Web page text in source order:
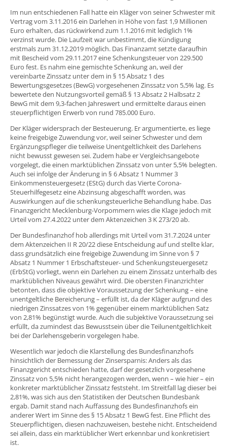
Im nun entschiedenen Fall hatte ein Kläger von seiner Schwester mit
Vertrag vom 3.11.2016 ein Darlehen in Höhe von fast 1,9 Millionen
Euro erhalten, das rückwirkend zum 1.1.2016 mit lediglich 1%
verzinst wurde. Die Laufzeit war unbestimmt, die Kündigung
erstmals zum 31.12.2019 möglich. Das Finanzamt setzte daraufhin
mit Bescheid vom 29.11.2017 eine Schenkungsteuer von 229.500
Euro fest. Es nahm eine gemischte Schenkung an, weil der
vereinbarte Zinssatz unter dem in § 15 Absatz 1 des
Bewertungsgesetzes (BewG) vorgesehenen Zinssatz von 5,5% lag. Es
bewertete den Nutzungsvorteil gemäß § 13 Absatz 2 Halbsatz 2
BewG mit dem 9,3-fachen Jahreswert und ermittelte daraus einen
steuerpflichtigen Erwerb von rund 785.000 Euro.
Der Kläger widersprach der Besteuerung. Er argumentierte, es liege
keine freigebige Zuwendung vor, weil seiner Schwester und dem
Ergänzungspfleger die teilweise Unentgeltlichkeit des Darlehens
nicht bewusst gewesen sei. Zudem habe er Vergleichsangebote
vorgelegt, die einen marktüblichen Zinssatz von unter 5,5% belegten.
Auch sei infolge der Änderung in § 6 Absatz 1 Nummer 3
Einkommensteuergesetz (EStG) durch das Vierte Corona-
Steuerhilfegesetz eine Abzinsung abgeschafft worden, was
Auswirkungen auf die schenkungsteuerliche Behandlung habe. Das
Finanzgericht Mecklenburg-Vorpommern wies die Klage jedoch mit
Urteil vom 27.4.2022 unter dem Aktenzeichen 3 K 273/20 ab.
Der Bundesfinanzhof hob allerdings mit Urteil vom 31.7.2024 unter
dem Aktenzeichen II R 20/22 diese Entscheidung auf und stellte klar,
dass grundsätzlich eine freigebige Zuwendung im Sinne von § 7
Absatz 1 Nummer 1 Erbschaftsteuer- und Schenkungsteuergesetz
(ErbStG) vorliegt, wenn ein Darlehen zu einem Zinssatz unterhalb des
marktüblichen Niveaus gewährt wird. Die obersten Finanzrichter
betonten, dass die objektive Voraussetzung der Schenkung – eine
unentgeltliche Bereicherung – erfüllt ist, da der Kläger aufgrund des
niedrigen Zinssatzes von 1% gegenüber einem marktüblichen Satz
von 2,81% begünstigt wurde. Auch die subjektive Voraussetzung sei
erfüllt, da zumindest das Bewusstsein über die Teilunentgeltlichkeit
bei der Darlehensgeberin vorgelegen habe.
Wesentlich war jedoch die Klarstellung des Bundesfinanzhofs
hinsichtlich der Bemessung der Zinsersparnis: Anders als das
Finanzgericht entschieden hatte, darf der gesetzlich vorgesehene
Zinssatz von 5,5% nicht herangezogen werden, wenn – wie hier – ein
konkreter marktüblicher Zinssatz feststeht. Im Streitfall lag dieser bei
2,81%, was sich aus den Statistiken der Deutschen Bundesbank
ergab. Damit stand nach Auffassung des Bundesfinanzhofs ein
anderer Wert im Sinne des § 15 Absatz 1 BewG fest. Eine Pflicht des
Steuerpflichtigen, diesen nachzuweisen, bestehe nicht. Entscheidend
sei allein, dass ein marktüblicher Wert erkennbar und konkretisiert
ist.